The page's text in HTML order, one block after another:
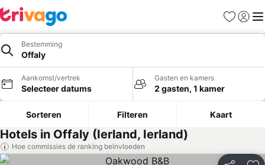
Favorieten
Bestemming
Offaly
Aankomst/vertrek
Selecteer datums
Gasten en kamers
2 gasten, 1 kamer
Sorteren Filteren Kaart
Hotels in Offaly (Ierland, Ierland)
Hoe commissies de ranking beïnvloeden